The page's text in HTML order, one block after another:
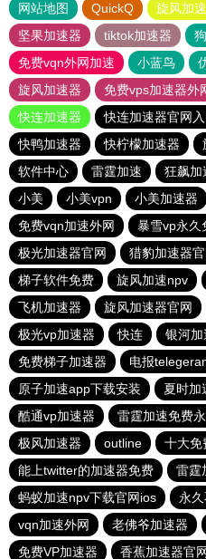
网站地图 QuickQ 旋风加
坚果加速器
tiktok加速器
免费vqn外网加速
小蓝鸟
旋风加速器
免费vps加速器外
快连加速器
快连加速器官网入
快鸭加速器
快柠檬加速器
软件中心
雷霆加速 狂飙加
小美
小美vpn 小美加速器
免费vqn加速外网
暴雪vp永久
极光加速器官网
猎豹加速器
梯子软件免费
旋风加速npv
飞机加速器
旋风加速器官网
极光vp加速器
快连 银河加
免费梯子加速器
电报
原子加速app下载安装
夏时加
酷通vp加速器
雷霆加速免费
极风加速器
outline 十大免
能上twitter的加速器免费
雷霆
蚂蚁加速npv下载官网ios
永
vqn加速外网
老佛爷加速器
免费VP加速器
香蕉加速器官